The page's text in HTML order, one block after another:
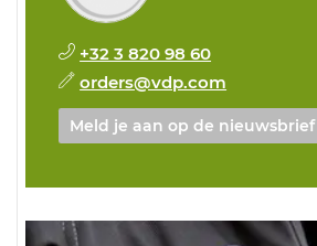
+32 3 820 98 60
orders@vdp.com
Meld je aan op de nieuwsbrief